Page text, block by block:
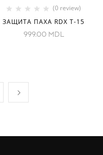
(0 review)
ЗАЩИТА ПАХА RDX T-15
999.00 MDL